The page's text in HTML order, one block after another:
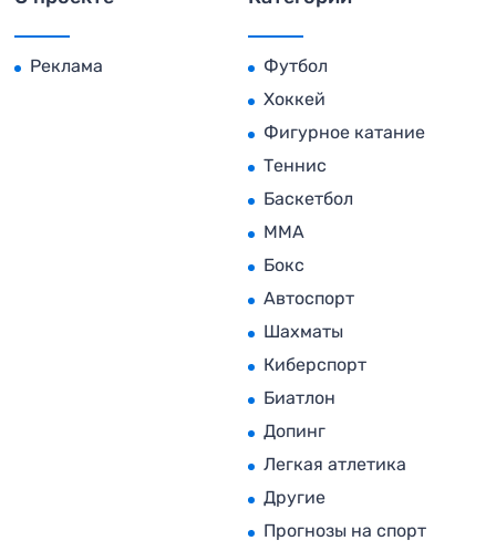
Реклама
Футбол
Хоккей
Фигурное катание
Теннис
Баскетбол
MMA
Бокс
Автоспорт
Шахматы
Киберспорт
Биатлон
Допинг
Легкая атлетика
Другие
Прогнозы на спорт